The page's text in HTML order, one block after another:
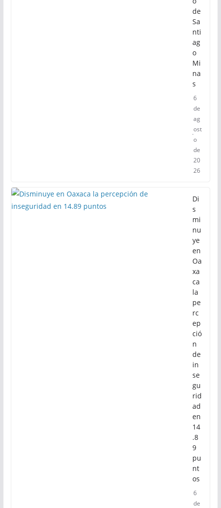
de
Sa
nti
ag
o
Mi
na
s
6
de
ag
ost
o
de
20
26
Di
s
mi
nu
ye
en
Oa
xa
ca
la
pe
rc
ep
ció
n
de
in
se
gu
rid
ad
en
14
.8
9
pu
nt
os
6
de